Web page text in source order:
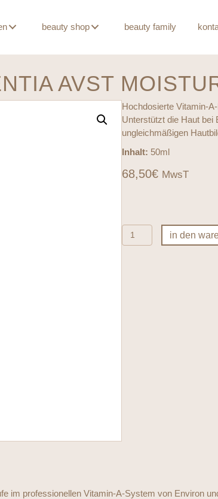
beauty shop beauty family
AVST
Hochdosierte Vitamin-
Unterstützt die Haut bei
ungleichmäßigen
Inhalt: 50ml
68,50€ MwsT
ENVIRON
SkinEssentiA
in den
im professionellen Vitamin-A-System von Environ